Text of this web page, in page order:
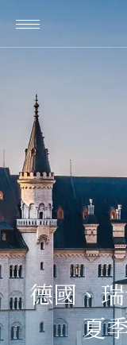
德國、
夏